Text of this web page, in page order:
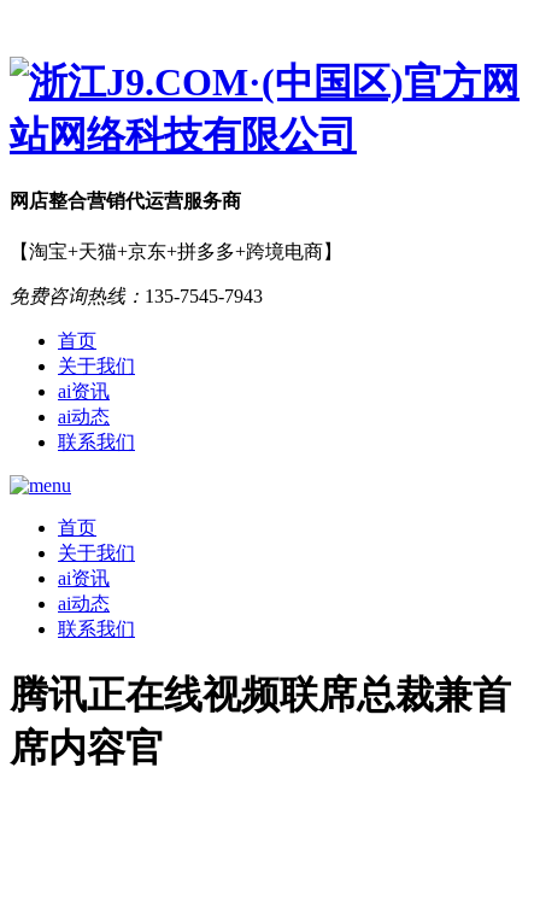
网店整合营销代运营服务商
【淘宝+天猫+京东+拼多多+跨境电商】
免费咨询热线： 135-7545-7943
首页
关于我们
ai资讯
ai动态
联系我们
首页
关于我们
ai资讯
ai动态
联系我们
腾讯正在线视频联席总裁兼首
席内容官